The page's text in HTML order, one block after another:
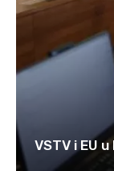
VSTV i EU